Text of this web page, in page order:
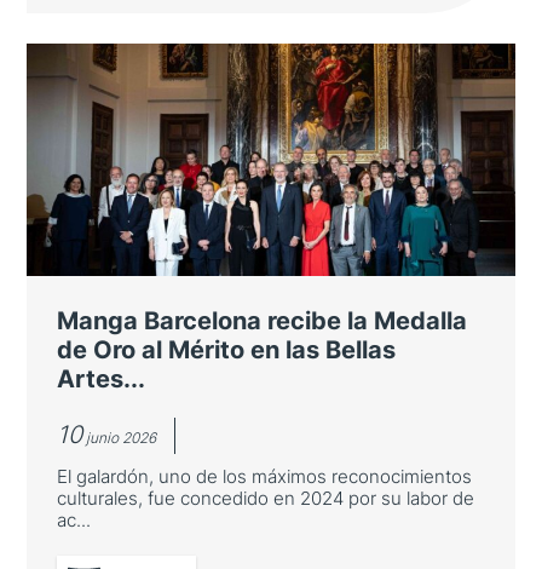
Cantabria se presenta como
destino turístico ante
turoperadores y agentes de viaje
japoneses
La Consejería de Turismo organiza un viaje
de familiarización en el marco de la alianza
Iberia
Manga Barcelona recibe la Medalla
de Oro al Mérito en las Bellas
Artes...
10junio 2026
El galardón, uno de los máximos reconocimientos
culturales, fue concedido en 2024 por su labor de
ac...